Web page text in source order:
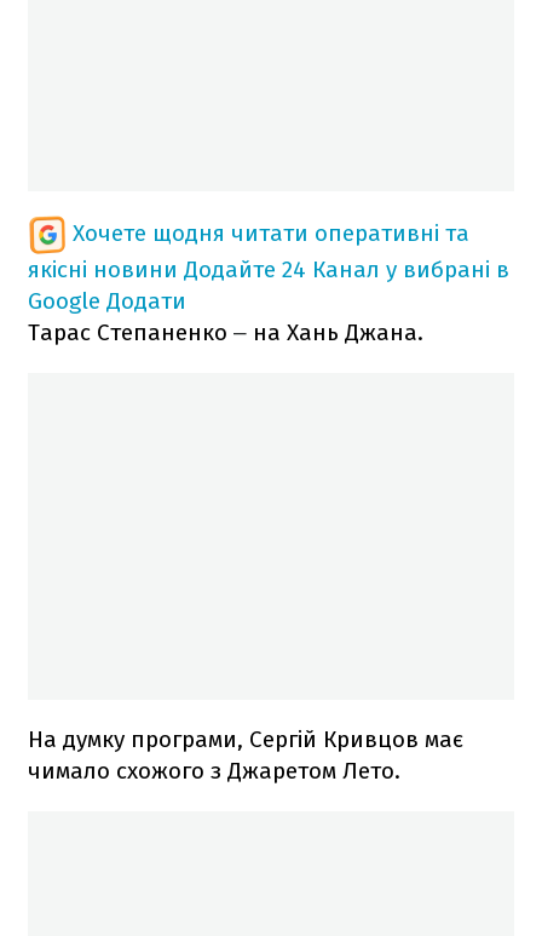
Хочете щодня читати оперативні та
якісні новини Додайте 24 Канал у вибрані в
Google Додати
Тарас Степаненко – на Хань Джана.
На думку програми, Сергій Кривцов має
чимало схожого з Джаретом Лето.